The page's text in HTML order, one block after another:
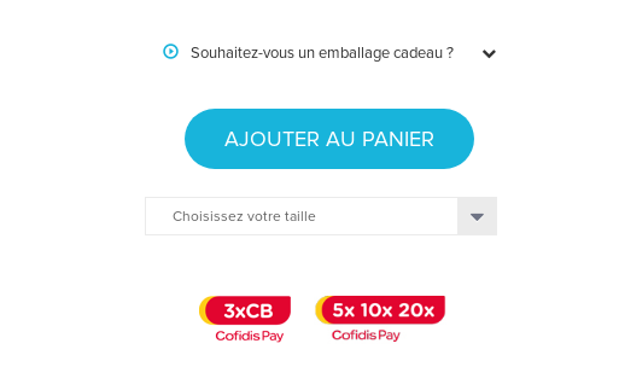
Souhaitez-vous un emballage cadeau ?
AJOUTER AU PANIER
Choisissez votre taille